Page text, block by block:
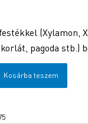
(Xylamon,
pagoda stb.)
Kosárba teszem